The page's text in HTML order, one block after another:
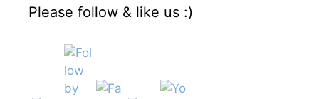
Please follow & like us :)